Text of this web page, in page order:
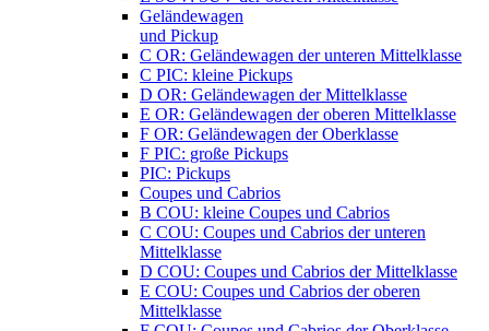
Geländewagen
und Pickup
C OR: Geländewagen der unteren Mittelklasse
C PIC: kleine Pickups
D OR: Geländewagen der Mittelklasse
E OR: Geländewagen der oberen Mittelklasse
F OR: Geländewagen der Oberklasse
F PIC: große Pickups
PIC: Pickups
Coupes und Cabrios
B COU: kleine Coupes und Cabrios
C COU: Coupes und Cabrios der unteren
Mittelklasse
D COU: Coupes und Cabrios der Mittelklasse
E COU: Coupes und Cabrios der oberen
Mittelklasse